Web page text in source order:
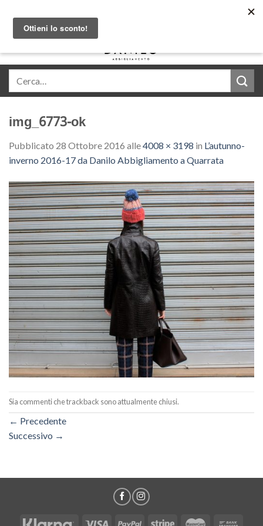
content
img_6773-ok
Pubblicato 28 Ottobre 2016 alle4008 × 3198 in L’autunno-
inverno 2016-17 da Danilo Abbigliamento a Quarrata
Sia commenti che trackback sono attualmente chiusi.
← Precedente
Successivo →